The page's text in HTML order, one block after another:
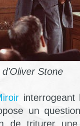
d'Oliver Stone
interrogeant
un
de triturer